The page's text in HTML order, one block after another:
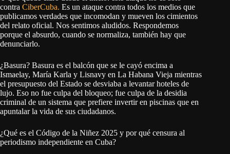
contra CiberCuba. Es un ataque contra todos los medios que
publicamos verdades que incomodan y mueven los cimientos
del relato oficial. Nos sentimos aludidos. Respondemos
porque el absurdo, cuando se normaliza, también hay que
denunciarlo.
¿Basura? Basura es el balcón que se le cayó encima a
Ismaelay, María Karla y Lisnavy en La Habana Vieja mientras
el presupuesto del Estado se desviaba a levantar hoteles de
lujo. Eso no fue culpa del bloqueo; fue culpa de la desidia
criminal de un sistema que prefiere invertir en piscinas que en
apuntalar la vida de sus ciudadanos.
¿Qué es el Código de la Niñez 2025 y por qué censura al
periodismo independiente en Cuba?